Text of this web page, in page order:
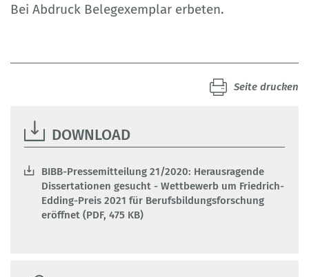
Bei Abdruck Belegexemplar erbeten.
Seite drucken
DOWNLOAD
BIBB-Pressemitteilung 21/2020: Herausragende
Dissertationen gesucht - Wettbewerb um Friedrich-
Edding-Preis 2021 für Berufsbildungsforschung
eröffnet (PDF, 475 KB)